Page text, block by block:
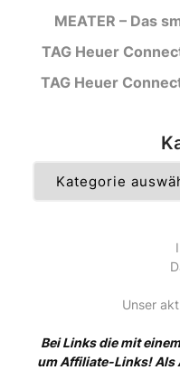
MEATER – Das
TAG Heuer
TAG Heuer
Unser
Bei Links die mit
um Affiliate-Links! Als